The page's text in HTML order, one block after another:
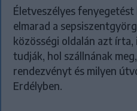
Életveszélyes
elmarad a
közösségi oldalán azt
tudják, hol szállnának
rendezvényt és milyen
Erdélyben.